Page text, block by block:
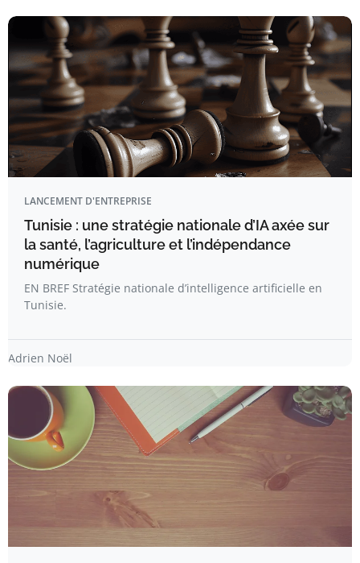
LANCEMENT D'ENTREPRISE
Tunisie : une stratégie nationale d’IA axée sur
la santé, l’agriculture et l’indépendance
numérique
EN BREF Stratégie nationale d’intelligence artificielle en
Tunisie.
Adrien Noël